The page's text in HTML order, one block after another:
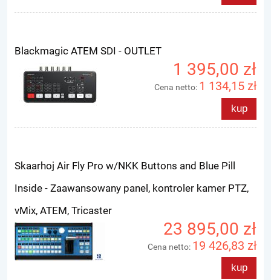
Blackmagic ATEM SDI - OUTLET
1 395,00 zł
Cena netto: 1 134,15 zł
kup
Skaarhoj Air Fly Pro w/NKK Buttons and Blue Pill
Inside - Zaawansowany panel, kontroler kamer PTZ,
vMix, ATEM, Tricaster
23 895,00 zł
Cena netto: 19 426,83 zł
kup